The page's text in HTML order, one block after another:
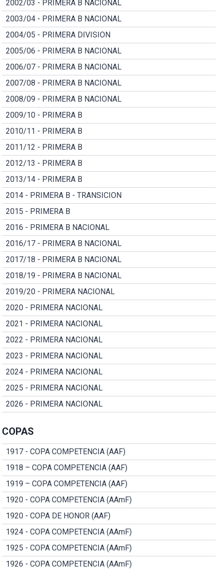
2002/03 - PRIMERA B NACIONAL
2003/04 - PRIMERA B NACIONAL
2004/05 - PRIMERA DIVISION
2005/06 - PRIMERA B NACIONAL
2006/07 - PRIMERA B NACIONAL
2007/08 - PRIMERA B NACIONAL
2008/09 - PRIMERA B NACIONAL
2009/10 - PRIMERA B
2010/11 - PRIMERA B
2011/12 - PRIMERA B
2012/13 - PRIMERA B
2013/14 - PRIMERA B
2014 - PRIMERA B - TRANSICION
2015 - PRIMERA B
2016 - PRIMERA B NACIONAL
2016/17 - PRIMERA B NACIONAL
2017/18 - PRIMERA B NACIONAL
2018/19 - PRIMERA B NACIONAL
2019/20 - PRIMERA NACIONAL
2020 - PRIMERA NACIONAL
2021 - PRIMERA NACIONAL
2022 - PRIMERA NACIONAL
2023 - PRIMERA NACIONAL
2024 - PRIMERA NACIONAL
2025 - PRIMERA NACIONAL
2026 - PRIMERA NACIONAL
COPAS
1917 - COPA COMPETENCIA (AAF)
1918 – COPA COMPETENCIA (AAF)
1919 – COPA COMPETENCIA (AAF)
1920 - COPA COMPETENCIA (AAmF)
1920 - COPA DE HONOR (AAF)
1924 - COPA COMPETENCIA (AAmF)
1925 - COPA COMPETENCIA (AAmF)
1926 - COPA COMPETENCIA (AAmF)